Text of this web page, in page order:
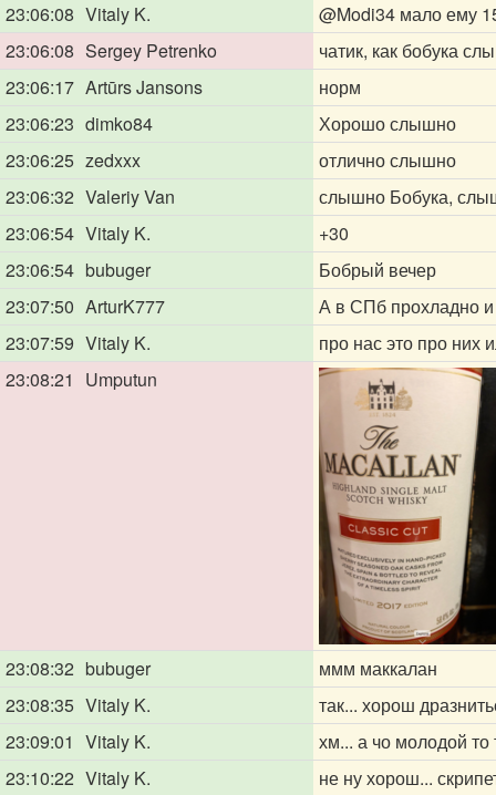
23:06:08 Vitaly K. @Modi34 мало ему
23:06:08 Sergey Petrenko
чатик, как бобука
23:06:17 Artūrs Jansons
норм
23:06:23 dimko84
Хорошо слышно
23:06:25 zedxxx
отлично слышно
23:06:32 Valeriy Van
слышно Бобука,
23:06:54 Vitaly K.
+30
23:06:54 bubuger
Бобрый вечер
23:07:50 ArturK777
А в СПб прохладно и
23:07:59 Vitaly K.
про нас это про них
23:08:21
Umputun
23:08:32 bubuger
ммм маккалан
23:08:35 Vitaly K.
так... хорош
23:09:01 Vitaly K.
хм... а чо молодой то
23:10:22 Vitaly K. не ну хорош...